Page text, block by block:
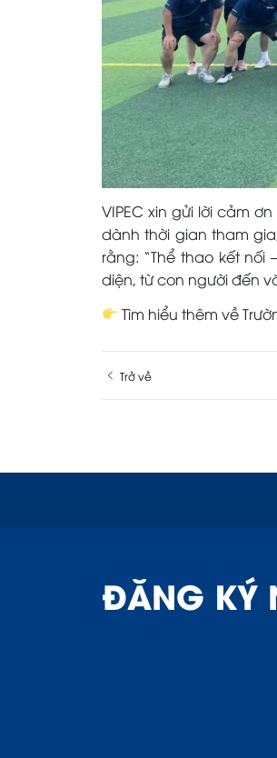
VIPEC xin gửi lời cảm
dành thời gian tham
rằng: “Thể thao kết
diện, từ con người đến
Tìm hiểu thêm về
Trở về
ĐĂNG KÝ